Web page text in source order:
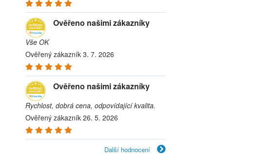
Ověřeno našimi zákazníky
Vše OK
Ověřený zákazník 3. 7. 2026
Ověřeno našimi zákazníky
Rychlost, dobrá cena, odpovídající kvalita.
Ověřený zákazník 26. 5. 2026
Další hodnocení